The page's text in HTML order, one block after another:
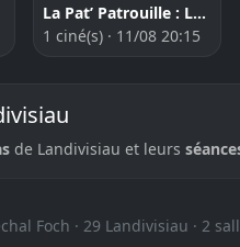
La Pat’ Patrouille : Le film mission Dino
1 ciné(s) · 11/08 20:15
de Landivisiau et leurs
Foch · 29 Landivisiau · 2